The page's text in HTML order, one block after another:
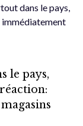
dans le pays,
immédiatement
le pays,